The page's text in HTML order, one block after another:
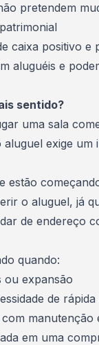
pretendem
caixa positivo e
aluguéis e
sentido?
uma sala
exige um
estão
o aluguel, já
de endereço
quando:
ou expansão
de rápida
manutenção
em uma